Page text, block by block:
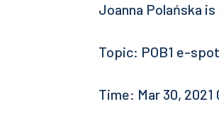
Joanna Polańska
Topic: POB1 e-
Time: Mar 30,